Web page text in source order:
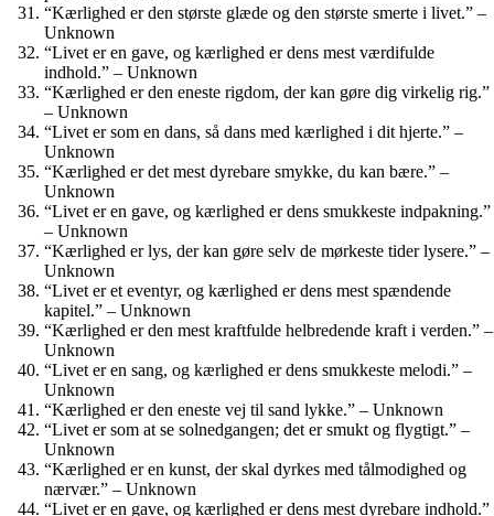
“Kærlighed er den største glæde og den største smerte i livet.” –
Unknown
“Livet er en gave, og kærlighed er dens mest værdifulde
indhold.” – Unknown
“Kærlighed er den eneste rigdom, der kan gøre dig virkelig rig.”
– Unknown
“Livet er som en dans, så dans med kærlighed i dit hjerte.” –
Unknown
“Kærlighed er det mest dyrebare smykke, du kan bære.” –
Unknown
“Livet er en gave, og kærlighed er dens smukkeste indpakning.”
– Unknown
“Kærlighed er lys, der kan gøre selv de mørkeste tider lysere.” –
Unknown
“Livet er et eventyr, og kærlighed er dens mest spændende
kapitel.” – Unknown
“Kærlighed er den mest kraftfulde helbredende kraft i verden.” –
Unknown
“Livet er en sang, og kærlighed er dens smukkeste melodi.” –
Unknown
“Kærlighed er den eneste vej til sand lykke.” – Unknown
“Livet er som at se solnedgangen; det er smukt og flygtigt.” –
Unknown
“Kærlighed er en kunst, der skal dyrkes med tålmodighed og
nærvær.” – Unknown
“Livet er en gave, og kærlighed er dens mest dyrebare indhold.”